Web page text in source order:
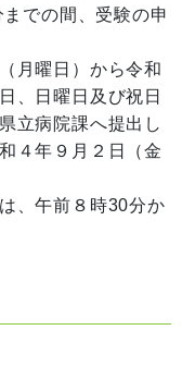
での間、受験の申
月曜日）から令和
、日曜日及び祝日
立病院課へ提出し
４年９月２日（金
、午前８時30分か